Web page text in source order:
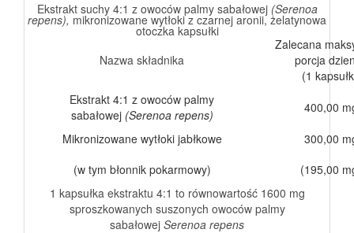
Ekstrakt suchy 4:1 z owoców palmy sabałowej (Serenoa
repens), mikronizowane wytłoki z czarnej aronii, żelatynowa
otoczka kapsułki
Nazwa składnika
Zalecana
porcja
(1
Ekstrakt 4:1 z owoców palmy
sabałowej (Serenoa repens)
400,00
Mikronizowane wytłoki jabłkowe
(w tym błonnik pokarmowy)
300,00
(195,00
1 kapsułka ekstraktu 4:1 to równowartość 1600 mg
sproszkowanych suszonych owoców palmy
sabałowej Serenoa repens